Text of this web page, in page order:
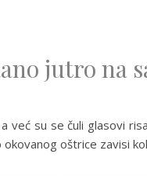
jutro na
već su se čuli glasovi
oštrice zavisi